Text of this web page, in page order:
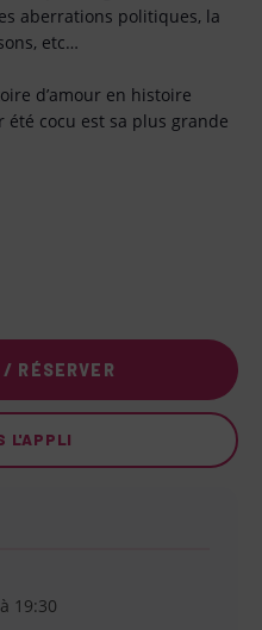
aberrations politiques, la
etc…
d’amour en histoire
été cocu est sa plus grande
RÉSERVER
L'APPLI
19:30